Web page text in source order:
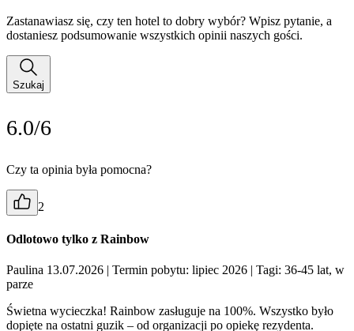
Zastanawiasz się, czy ten hotel to dobry wybór? Wpisz pytanie, a
dostaniesz podsumowanie wszystkich opinii naszych gości.
Szukaj
6.0/6
Czy ta opinia była pomocna?
2
Odlotowo tylko z Rainbow
Paulina 13.07.2026 | Termin pobytu: lipiec 2026 | Tagi: 36-45 lat, w
parze
Świetna wycieczka! Rainbow zasługuje na 100%. Wszystko było
dopięte na ostatni guzik – od organizacji po opiekę rezydenta.